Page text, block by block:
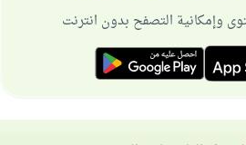
وإمكانية التصفح بدون انترنت